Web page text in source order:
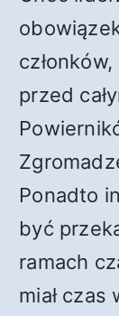
przed
Ponadto
być
ramach
miał czas